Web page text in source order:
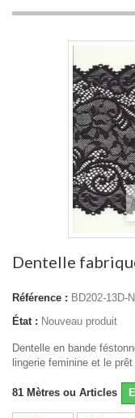
Dentelle
Référence : BD202-13D-
État : Nouveau produit
Dentelle en bande
lingerie feminine et le
81 Mètres ou Articles